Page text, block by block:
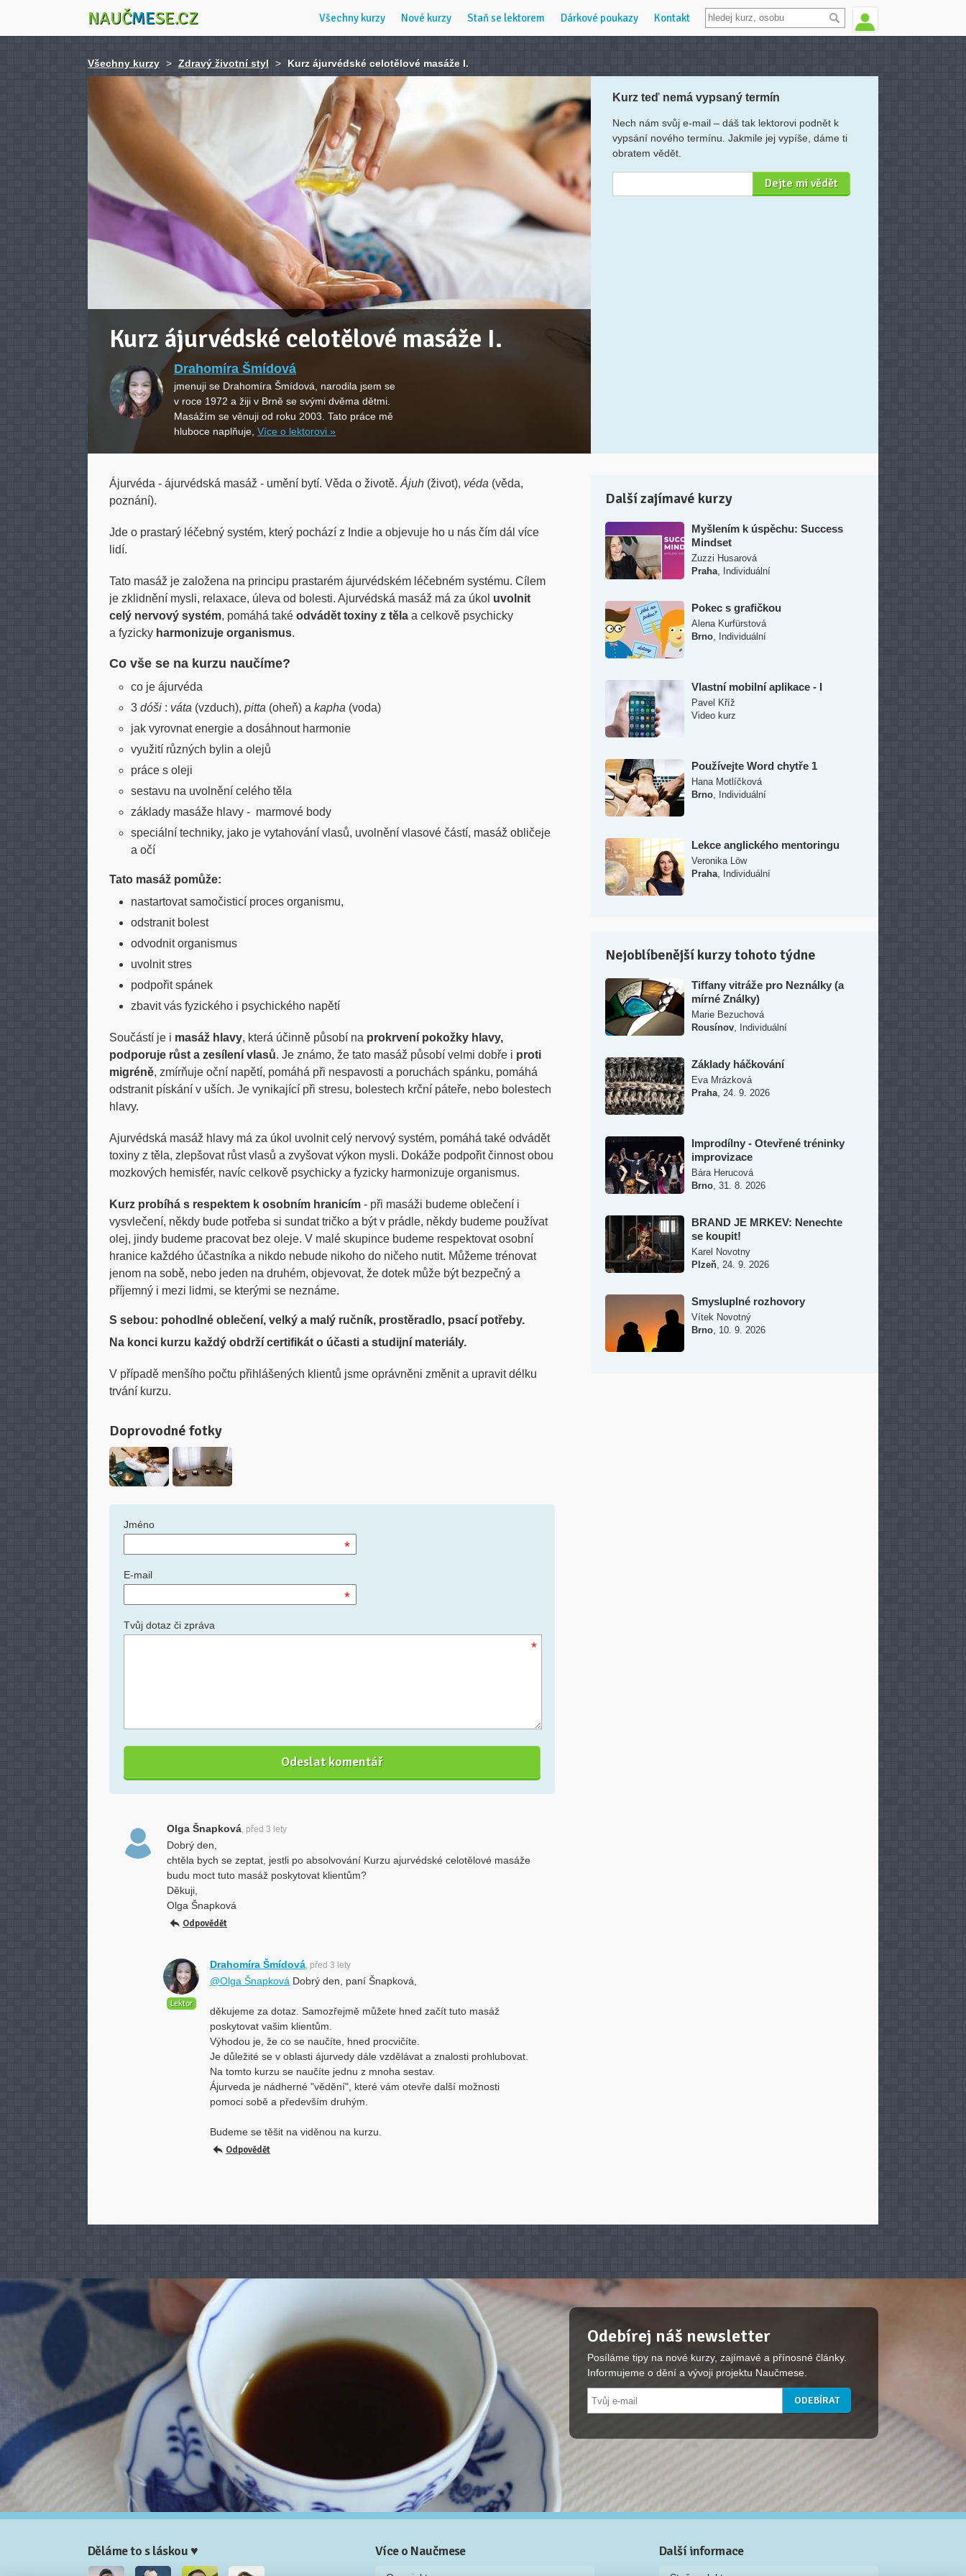
NAUČMESE.CZ Všechny kurzy Nové kurzy Staň se lektorem Dárkové poukazy Kontakt
Všechny kurzy > Zdravý životní styl > Kurz ájurvédské celotělové masáže I.
Kurz ájurvédské celotělové masáže I.
Drahomíra Šmídová
jmenuji se Drahomíra Šmídová, narodila jsem se
v roce 1972 a žiji v Brně se svými dvěma dětmi.
Masážím se věnuji od roku 2003. Tato práce mě
hluboce naplňuje, Více o lektorovi »
Kurz teď nemá vypsaný termín
Nech nám svůj e-mail – dáš tak lektorovi podnět k
vypsání nového termínu. Jakmile jej vypíše, dáme ti
obratem vědět.
Ájurvéda - ájurvédská masáž - umění bytí. Věda o životě. Ájuh (život), véda (věda,
poznání).
Jde o prastarý léčebný systém, který pochází z Indie a objevuje ho u nás čím dál více
lidí.
Tato masáž je založena na principu prastarém ájurvédském léčebném systému. Cílem
je zklidnění mysli, relaxace, úleva od bolesti. Ajurvédská masáž má za úkol uvolnit
celý nervový systém, pomáhá také odvádět toxiny z těla a celkově psychicky
a fyzicky harmonizuje organismus.
Co vše se na kurzu naučíme?
co je ájurvéda
3 dóši : váta (vzduch), pitta (oheň) a kapha (voda)
jak vyrovnat energie a dosáhnout harmonie
využití různých bylin a olejů
práce s oleji
sestavu na uvolnění celého těla
základy masáže hlavy - marmové body
speciální techniky, jako je vytahování vlasů, uvolnění vlasové částí, masáž obličeje
a očí
Tato masáž pomůže:
nastartovat samočisticí proces organismu,
odstranit bolest
odvodnit organismus
uvolnit stres
podpořit spánek
zbavit vás fyzického i psychického napětí
Součástí je i masáž hlavy, která účinně působí na prokrvení pokožky hlavy,
podporuje růst a zesílení vlasů. Je známo, že tato masáž působí velmi dobře i proti
migréně, zmírňuje oční napětí, pomáhá při nespavosti a poruchách spánku, pomáhá
odstranit pískání v uších. Je vynikající při stresu, bolestech krční páteře, nebo bolestech
hlavy.
Ajurvédská masáž hlavy má za úkol uvolnit celý nervový systém, pomáhá také odvádět
toxiny z těla, zlepšovat růst vlasů a zvyšovat výkon mysli. Dokáže podpořit činnost obou
mozkových hemisfér, navíc celkově psychicky a fyzicky harmonizuje organismus.
Kurz probíhá s respektem k osobním hranicím - při masáži budeme oblečení i
vysvlečení, někdy bude potřeba si sundat tričko a být v prádle, někdy budeme používat
olej, jindy budeme pracovat bez oleje. V malé skupince budeme respektovat osobní
hranice každého účastníka a nikdo nebude nikoho do ničeho nutit. Můžeme trénovat
jenom na sobě, nebo jeden na druhém, objevovat, že dotek může být bezpečný a
příjemný i mezi lidmi, se kterými se neznáme.
S sebou: pohodlné oblečení, velký a malý ručník, prostěradlo, psací potřeby.
Na konci kurzu každý obdrží certifikát o účasti a studijní materiály.
V případě menšího počtu přihlášených klientů jsme oprávněni změnit a upravit délku
trvání kurzu.
Doprovodné fotky
Jméno
*
E-mail
*
Tvůj dotaz či zpráva
*
Olga Šnapková, před 3 lety
Dobrý den,
chtěla bych se zeptat, jestli po absolvování Kurzu ajurvédské celotělové masáže
budu moct tuto masáž poskytovat klientům?
Děkuji,
Olga Šnapková
Odpovědět
Lektor
Drahomíra Šmídová, před 3 lety
@Olga Šnapková Dobrý den, paní Šnapková,
děkujeme za dotaz. Samozřejmě můžete hned začít tuto masáž
poskytovat vašim klientům.
Výhodou je, že co se naučíte, hned procvičíte.
Je důležité se v oblasti ájurvedy dále vzdělávat a znalosti prohlubovat.
Na tomto kurzu se naučíte jednu z mnoha sestav.
Ájurveda je nádherné "vědění", které vám otevře další možnosti
pomoci sobě a především druhým.
Budeme se těšit na viděnou na kurzu.
Odpovědět
Další zajímavé kurzy
Myšlením k úspěchu: Success
Mindset
Zuzzi Husarová
Praha
Individuální
Pokec s grafičkou
Alena Kurfürstová
Brno
Individuální
Vlastní mobilní aplikace - I
Pavel Kříž
Video kurz
Používejte Word chytře 1
Hana Motlíčková
Brno
Individuální
Lekce anglického mentoringu
Veronika Löw
Praha
Individuální
Nejoblíbenější kurzy tohoto týdne
Tiffany vitráže pro Neználky (a
mírné Ználky)
Marie Bezuchová
Rousínov
Individuální
Základy háčkování
Eva Mrázková
Praha 24. 9. 2026
Improdílny - Otevřené tréninky
improvizace
Bára Herucová
Brno 31. 8. 2026
BRAND JE MRKEV: Nenechte
se koupit!
Karel Novotny
Plzeň 24. 9. 2026
Smysluplné rozhovory
Vítek Novotný
Brno 10. 9. 2026
Odebírej náš newsletter
Posíláme tipy na nové kurzy, zajímavé a přínosné články.
Informujeme o dění a vývoji projektu Naučmese.
Děláme to s láskou ♥ Více o Naučmese Další informace